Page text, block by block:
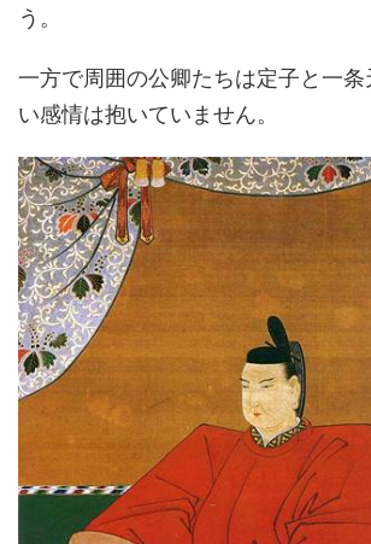
う。
一方で周囲の公卿たちは定子と一条
い感情は抱いていません。